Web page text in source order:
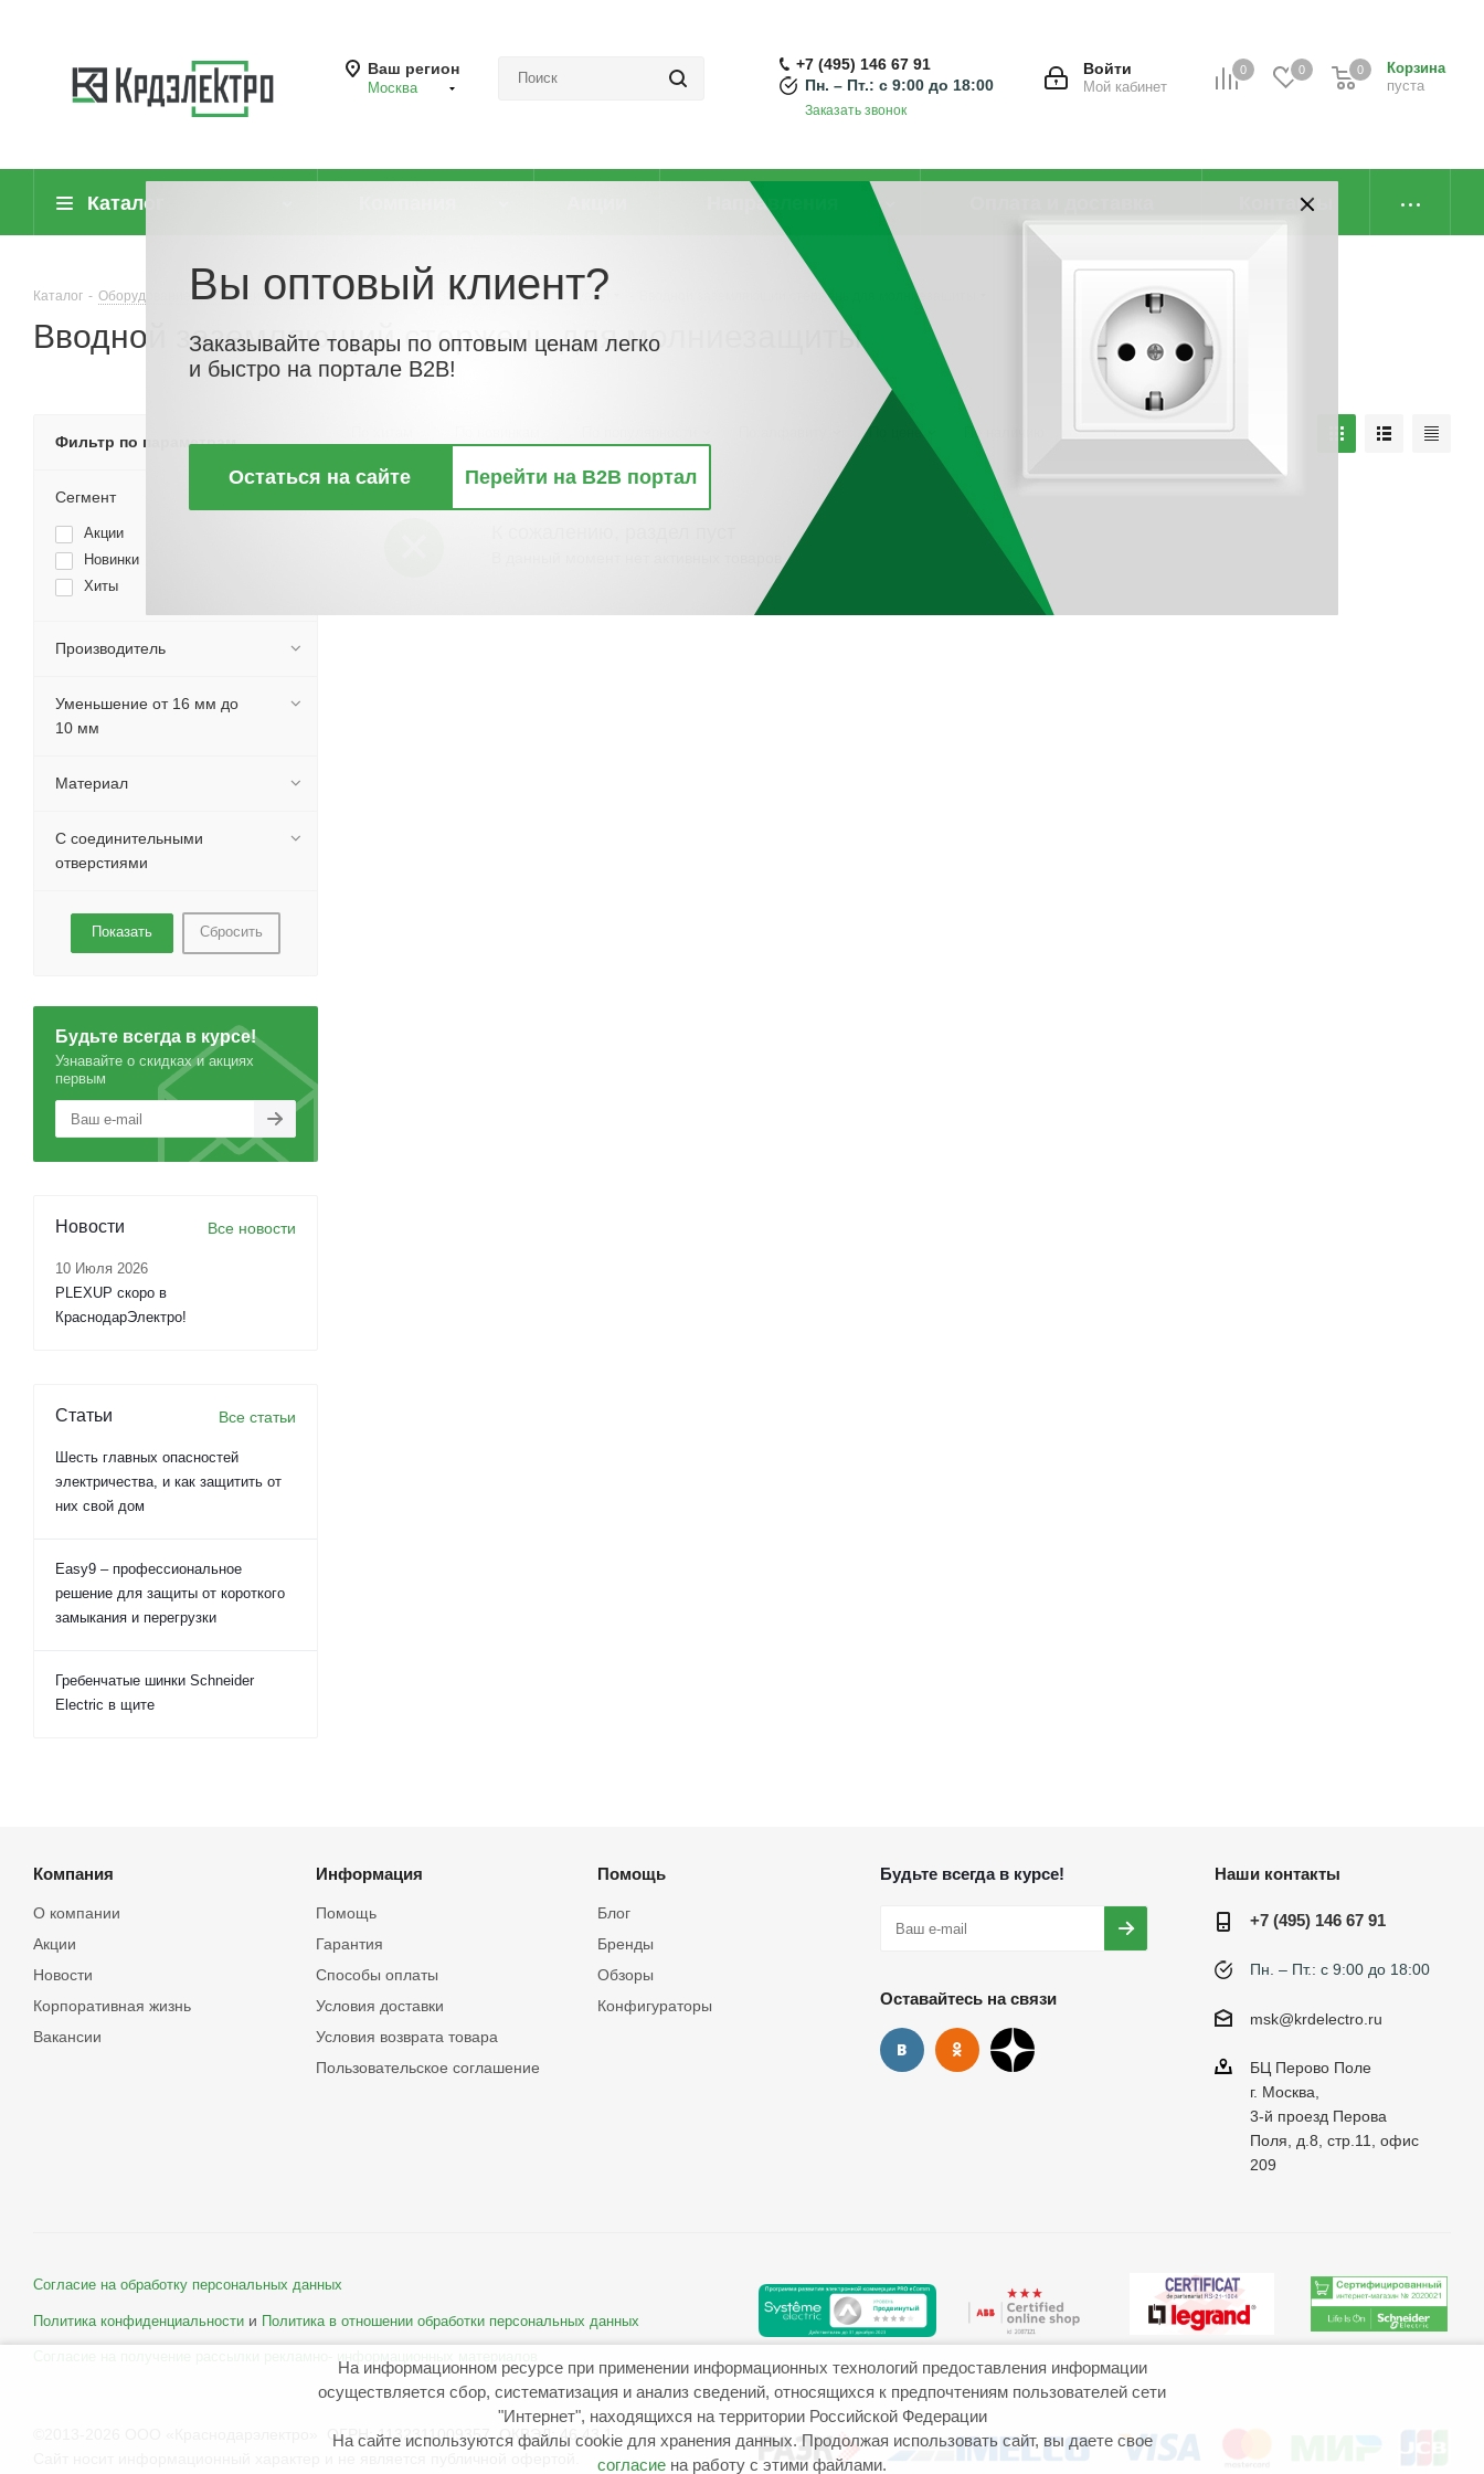
Ваш регион
Москва
0 0
Корзина
пуста
0
Войти
Мой кабинет
+7 (495) 146 67 91
Пн. – Пт.: с 9:00 до 18:00
Заказать звонок
Каталог Направления Контакты
Каталог - Оборудование для молниезащиты и заземления - Заземлители и аксессуары Вводной заземляющий стержень для молниезащиты
Вводной заземляющий стержень для молниезащиты
По цене По наличию
Фильтр по параметрам
Сегмент
Акции
Новинки
Хиты
Производитель
Уменьшение от 16 мм до
10 мм
Материал
С соединительными
отверстиями
Сбросить
Будьте всегда в курсе!
Узнавайте о скидках и акциях
первым
Новости Все новости
10 Июля 2026
PLEXUP скоро в
КраснодарЭлектро!
Статьи Все статьи
Шесть главных опасностей
электричества, и как защитить от
них свой дом
Easy9 – профессиональное
решение для защиты от короткого
замыкания и перегрузки
Гребенчатые шинки Schneider
Electric в щите
Компания
О компании
Акции
Новости
Корпоративная жизнь
Вакансии
Информация
Помощь
Гарантия
Способы оплаты
Условия доставки
Условия возврата товара
Пользовательское соглашение
Помощь
Блог
Бренды
Обзоры
Конфигураторы
Будьте всегда в курсе!
Оставайтесь на связи
Наши контакты
+7 (495) 146 67 91
Пн. – Пт.: с 9:00 до 18:00
msk@krdelectro.ru
БЦ Перово Поле
г. Москва,
3-й проезд Перова
Поля, д.8, стр.11, офис
209
Согласие на обработку персональных данных
Политика конфиденциальности и Политика в отношении обработки персональных данных
©2013-2026 ООО «Краснодарэлектро» ОГРН: 1132311009357 ОКВЭД: 46.43.1
На информационном ресурсе при применении информационных технологий предоставления информации
осуществляется сбор, систематизация и анализ сведений, относящихся к предпочтениям пользователей сети
"Интернет", находящихся на территории Российской Федерации
На сайте используются файлы cookie для хранения данных. Продолжая использовать сайт, вы даете свое
согласие на работу с этими файлами.
Вы оптовый клиент?
Заказывайте товары по оптовым ценам легко
и быстро на портале B2B!
Остаться на сайте Перейти на B2B портал